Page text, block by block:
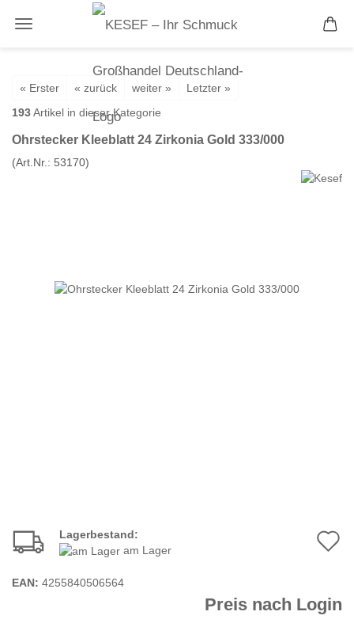
« Erster « zurück weiter »
Letzter »
193Artikel in dieser Kategorie
Ohrstecker Kleeblatt 24 Zirkonia Gold 333/000
(Art.Nr.: 53170)
Lagerbestand:
am Lager
EAN: 4255840506564
Preis nach Login